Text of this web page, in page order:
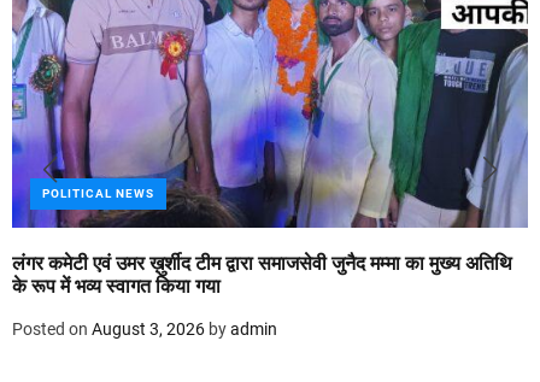
POLITICAL NEWS
लंगर कमेटी एवं उमर ख़ुर्शीद टीम द्वारा समाजसेवी जुनैद मम्मा का मुख्य अतिथि
के रूप में भव्य स्वागत किया गया
Posted on August 3, 2026 byadmin